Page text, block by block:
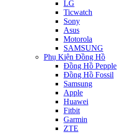
LG
Ticwatch
Sony
Asus
Motorola
SAMSUNG
Phụ Kiện Đồng Hồ
Đồng Hồ Pepple
Đồng Hồ Fossil
Samsung
Apple
Huawei
Fitbit
Garmin
ZTE